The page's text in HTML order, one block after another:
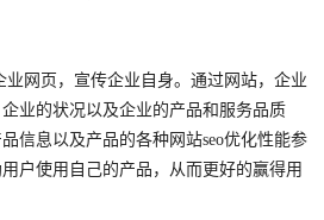
业网页，宣传企业自身。通过网站，企业
业的状况以及企业的产品和服务品质
信息以及产品的各种网站seo优化性能参
户使用自己的产品，从而更好的赢得用